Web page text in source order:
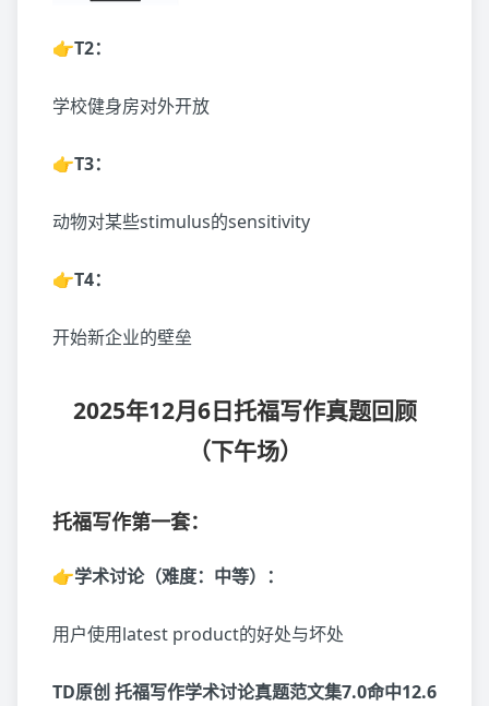
👉T2：
学校健身房对外开放
👉T3：
动物对某些stimulus的sensitivity
👉T4：
开始新企业的壁垒
2025年12月6日托福写作真题回顾
（下午场）
托福写作第一套：
👉学术讨论（难度：中等）：
用户使用latest product的好处与坏处
TD原创 托福写作学术讨论真题范文集7.0命中12.6